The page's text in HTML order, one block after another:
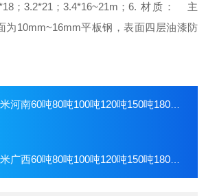
；3.2*21；3.4*16~21m； 6. 材质：
主
为10mm~16mm平板钢，表面四层油漆防
河南60吨80吨100吨120吨150吨180吨电子地磅
广西60吨80吨100吨120吨150吨180吨电子地磅